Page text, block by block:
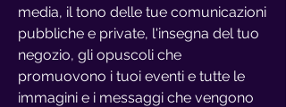
media, il tono delle tue comunicazioni
pubbliche e private, l'insegna del tuo
negozio, gli opuscoli che
promuovono i tuoi eventi e tutte le
immagini e i messaggi che vengono